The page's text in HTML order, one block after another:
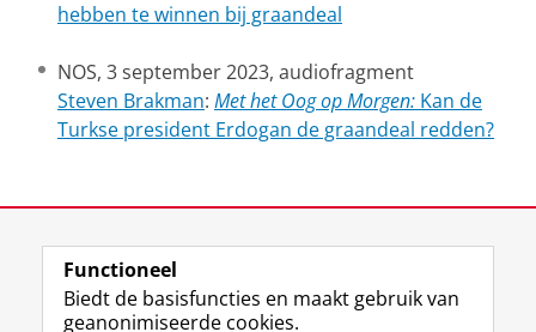
hebben te winnen bij graandeal
NOS, 3 september 2023, audiofragment
Steven Brakman: Met het Oog op Morgen: Kan de
Turkse president Erdogan de graandeal redden?
View this page in:English
Functioneel
Biedt de basisfuncties en maakt gebruik van
geanonimiseerde cookies.